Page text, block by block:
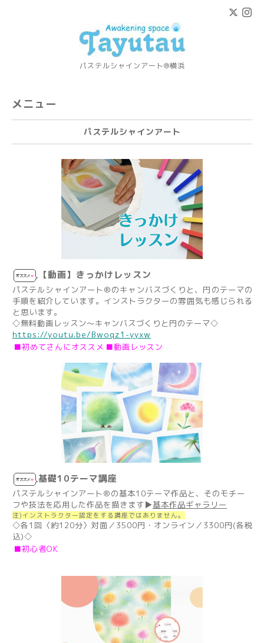
パステルシャインアート®横浜
メニュー
パステルシャインアート
【動画】きっかけレッスン
パステルシャインアート®︎のキャンバスづくりと、円のテーマの
手順を紹介しています。インストラクターの雰囲気も感じられる
と思います。
◇無料動画レッスン～キャンバスづくりと円のテーマ◇
https://youtu.be/Bwoqz1-yyxw
■初めてさんにオススメ ■動画レッスン
基礎10テーマ講座
パステルシャインアート®︎の基本10テーマ作品と、そのモチー
フや技法を応用した作品を描きます▶基本作品ギャラリー
注)インストラクター認定をする講座ではありません。
◇各1回〈約120分〉対面／3500円・オンライン／3300円(各税
込)◇
■初心者OK